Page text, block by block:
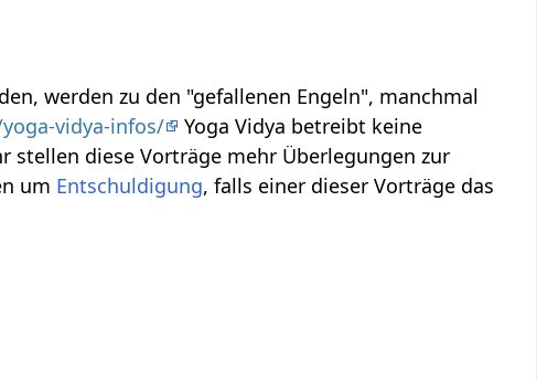
werden zu den "gefallenen Engeln", manchmal
vidya-infos/
Yoga Vidya betreibt keine
stellen diese Vorträge mehr Überlegungen zur
um Entschuldigung, falls einer dieser Vorträge das